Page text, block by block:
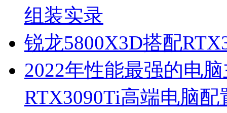
组装实录
锐龙5800X3D搭配
2022年性能最强的电
RTX3090Ti高端电脑配